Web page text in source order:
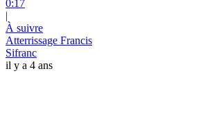
0:17
|
À suivre
Atterrissage Francis
Sifranc
il y a 4 ans